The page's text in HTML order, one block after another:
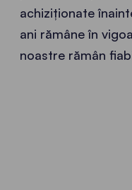
achiziționate
ani rămâne în
noastre rămân